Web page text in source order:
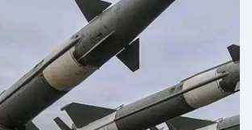
європейська промисловість не здатна
вчасно, а зволікання коштує